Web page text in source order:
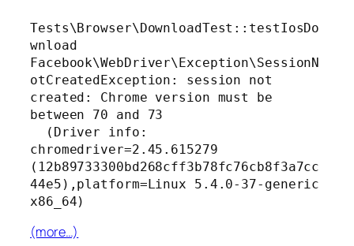
Tests\Browser\DownloadTest::testIosDo
wnload
Facebook\WebDriver\Exception\SessionN
otCreatedException: session not
created: Chrome version must be
between 70 and 73
chromedriver=2.45.615279
(12b89733300bd268cff3b78fc76cb8f3a7cc
44e5),platform=Linux 5.4.0-37-generic
(more…)